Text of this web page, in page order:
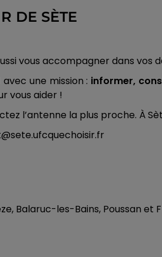
DE SÈTE
vous accompagner dans vos
avec une mission : informer,
vous aider !
l’antenne la plus proche. À
Balaruc-les-Bains, Poussan